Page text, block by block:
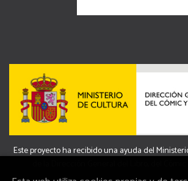
Este proyecto ha recibido una ayuda del